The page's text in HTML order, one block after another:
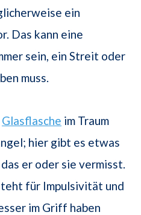
ein
Das kann eine
sein, ein Streit oder
muss.
Glasflasche im Traum
hier gibt es etwas
er oder sie vermisst.
für Impulsivität und
im Griff haben